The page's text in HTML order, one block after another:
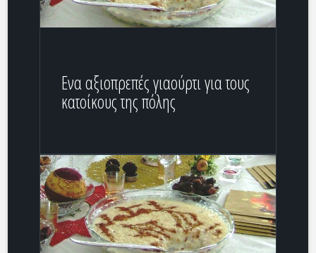
Ενα αξιοπρεπές γιαούρτι για τους
κατοίκους της πόλης